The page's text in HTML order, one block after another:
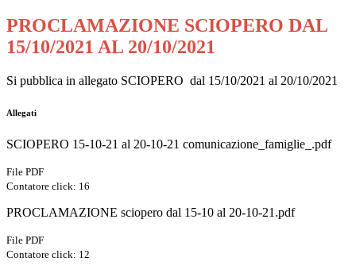
PROCLAMAZIONE SCIOPERO DAL
15/10/2021 AL 20/10/2021
Si pubblica in allegato SCIOPERO dal 15/10/2021 al 20/10/2021
Allegati
SCIOPERO 15-10-21 al 20-10-21 comunicazione_famiglie_.pdf
File PDF
Contatore click: 16
PROCLAMAZIONE sciopero dal 15-10 al 20-10-21.pdf
File PDF
Contatore click: 12